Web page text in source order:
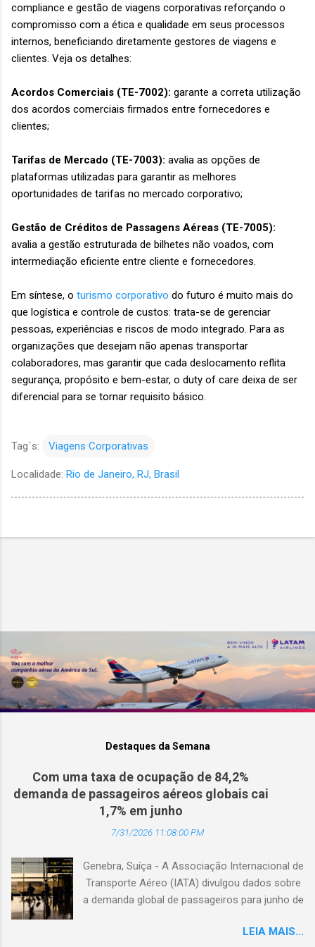
compliance e gestão de viagens corporativas reforçando o
compromisso com a ética e qualidade em seus processos
internos, beneficiando diretamente gestores de viagens e
clientes. Veja os detalhes:
Acordos Comerciais (TE-7002): garante a correta utilização
dos acordos comerciais firmados entre fornecedores e
clientes;
Tarifas de Mercado (TE-7003): avalia as opções de
plataformas utilizadas para garantir as melhores
oportunidades de tarifas no mercado corporativo;
Gestão de Créditos de Passagens Aéreas (TE-7005):
avalia a gestão estruturada de bilhetes não voados, com
intermediação eficiente entre cliente e fornecedores.
Em síntese, o turismo corporativo do futuro é muito mais do
que logística e controle de custos: trata-se de gerenciar
pessoas, experiências e riscos de modo integrado. Para as
organizações que desejam não apenas transportar
colaboradores, mas garantir que cada deslocamento reflita
segurança, propósito e bem-estar, o duty of care deixa de ser
diferencial para se tornar requisito básico.
Tag´s: Viagens Corporativas
Localidade: Rio de Janeiro, RJ, Brasil
Destaques da Semana
Com uma taxa de ocupação de 84,2%
demanda de passageiros aéreos globais cai
1,7% em junho
7/31/2026 11:08:00 PM
Genebra, Suíça - A Associação Internacional de
Transporte Aéreo (IATA) divulgou dados sobre
a demanda global de passageiros para junho de
passageiros-quilômetro pagos (RPK), caiu 1,7%
LEIA MAIS...